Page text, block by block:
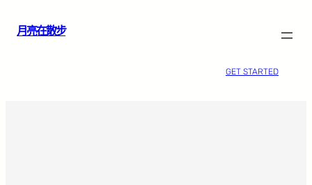
月亮在散步
GET STARTED